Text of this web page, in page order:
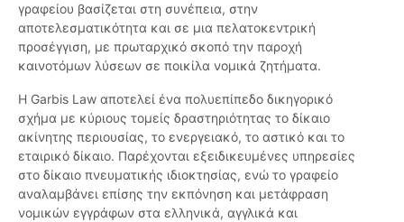
γραφείου βασίζεται στη συνέπεια, στην
αποτελεσματικότητα και σε μια πελατοκεντρική
προσέγγιση, με πρωταρχικό σκοπό την παροχή
καινοτόμων λύσεων σε ποικίλα νομικά ζητήματα.
Η Garbis Law αποτελεί ένα πολυεπίπεδο δικηγορικό
σχήμα με κύριους τομείς δραστηριότητας το δίκαιο
ακίνητης περιουσίας, το ενεργειακό, το αστικό και το
εταιρικό δίκαιο. Παρέχονται εξειδικευμένες υπηρεσίες
στο δίκαιο πνευματικής ιδιοκτησίας, ενώ το γραφείο
αναλαμβάνει επίσης την εκπόνηση και μετάφραση
νομικών εγγράφων στα ελληνικά, αγγλικά και